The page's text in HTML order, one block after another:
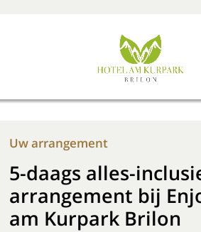
+31 (0) 20 225 48
Uw arrangement
5-daags alles-
arrangement bij
am Kurpark Brilon